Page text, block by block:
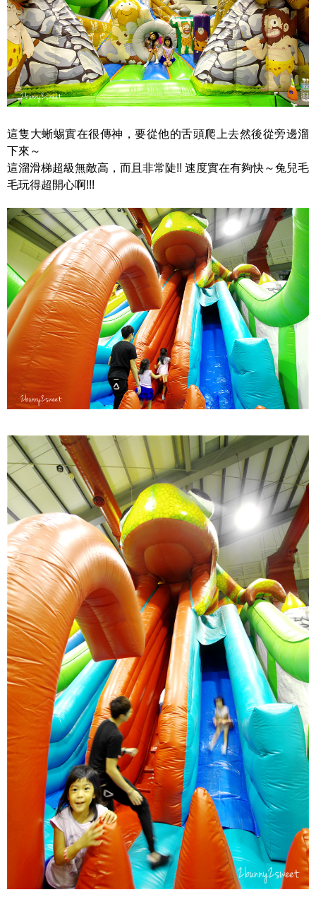
這隻大蜥蜴實在很傳神，要從他的舌頭爬上去然後從旁邊溜
下來～
這溜滑梯超級無敵高，而且非常陡!! 速度實在有夠快～兔兒毛
毛玩得超開心啊!!!